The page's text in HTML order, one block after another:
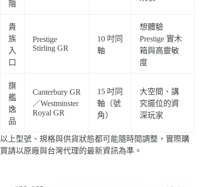
階
貴
族
入
口
Prestige
Stirling GR
10 吋同
軸
想體驗
Prestige 實木
箱與高靈敏
度
旗
艦
逸
品
Canterbury GR
／Westminster
Royal GR
15 吋同
軸（號
角）
大空間、講
究擺位的資
深玩家
以上型號、規格與供貨狀態都可能隨時間調整，實際購
買請以原廠與台灣代理的最新資訊為準。